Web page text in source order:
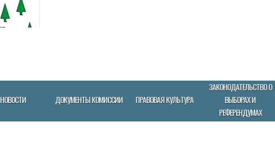
НОВОСТИ ДОКУМЕНТЫ КОМИССИИ ПРАВОВАЯ КУЛЬТУРА
ЗАКОНОДАТЕЛЬСТВО О
ВЫБОРАХ И
РЕФЕРЕНДУМАХ